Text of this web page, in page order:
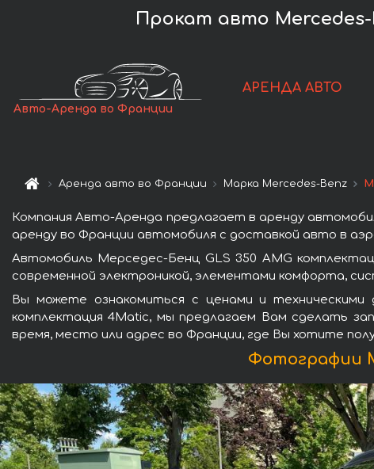
Прокат авто Mercedes-
Авто-Аренда во Франции
АРЕНДА АВТО
Аренда авто во Франции Марка Mercedes-Benz
Компания Авто-Аренда предлагает в аренду
аренду во Франции автомобиля с доставкой авто в
Автомобиль Мерседес-Бенц GLS 350 AMG
современной электроникой, элементами комфорта,
Вы можете ознакомиться с ценами и
комплектация 4Matic, мы предлагаем Вам сделать
время, место или адрес во Франции, где Вы хотите
Фотографии